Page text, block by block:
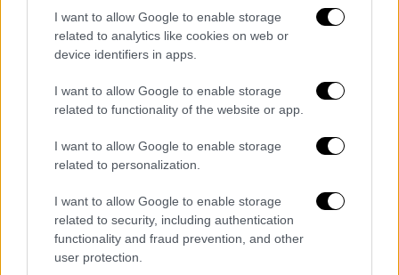
I want to allow Google to enable storage
related to analytics like cookies on web or
device identifiers in apps.
I want to allow Google to enable storage
related to functionality of the website or app.
I want to allow Google to enable storage
related to personalization.
I want to allow Google to enable storage
related to security, including authentication
functionality and fraud prevention, and other
user protection.
Το χρονικό της καταδίωξης
Κατά τηναστυνομική εκδοχή, ο οδηγός
επανειλημμένα να εμβολίσειαστυνομικούς
και υπηρεσιακά οχήματα. Η καταδίωξη έληξε
όταν το όχημαεγκλωβίστηκε από
περιπολικά.
Ο 20χρονος φέρεται να εγκατέλειψε το